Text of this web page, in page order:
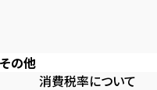
その他
消費税率について